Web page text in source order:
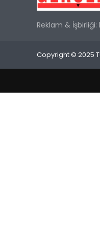
Reklam & İşbirliği:
Copyright © 2025